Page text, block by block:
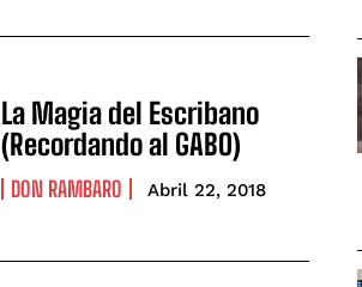
La Magia del Escribano
(Recordando al GABO)
DON RAMBARO Abril 22, 2018